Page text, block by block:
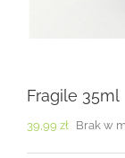
Fragile 35ml
39,99 zł Brak w